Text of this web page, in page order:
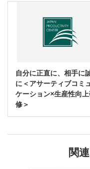
自分に正直に、相手に
に＜アサーティブコミ
ケーション×生産性向
修＞
関